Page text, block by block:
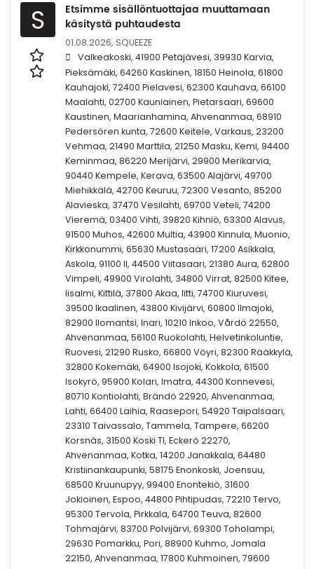
S
Etsimme sisällöntuottajaa muuttamaan
käsitystä puhtaudesta
01.08.2026, SQUEEZE
Valkeakoski, 41900 Petäjävesi, 39930 Karvia,
Pieksämäki, 64260 Kaskinen, 18150 Heinola, 61800
Kauhajoki, 72400 Pielavesi, 62300 Kauhava, 66100
Maalahti, 02700 Kauniainen, Pietarsaari, 69600
Kaustinen, Maarianhamina, Ahvenanmaa, 68910
Pedersören kunta, 72600 Keitele, Varkaus, 23200
Vehmaa, 21490 Marttila, 21250 Masku, Kemi, 94400
Keminmaa, 86220 Merijärvi, 29900 Merikarvia,
90440 Kempele, Kerava, 63500 Alajärvi, 49700
Miehikkälä, 42700 Keuruu, 72300 Vesanto, 85200
Alavieska, 37470 Vesilahti, 69700 Veteli, 74200
Vieremä, 03400 Vihti, 39820 Kihniö, 63300 Alavus,
91500 Muhos, 42600 Multia, 43900 Kinnula, Muonio,
Kirkkonummi, 65630 Mustasaari, 17200 Asikkala,
Askola, 91100 II, 44500 Viitasaari, 21380 Aura, 62800
Vimpeli, 49900 Virolahti, 34800 Virrat, 82500 Kitee,
Iisalmi, Kittilä, 37800 Akaa, Iitti, 74700 Kiuruvesi,
39500 Ikaalinen, 43800 Kivijärvi, 60800 Ilmajoki,
82900 Ilomantsi, Inari, 10210 Inkoo, Vårdö 22550,
Ahvenanmaa, 56100 Ruokolahti, Helvetinkoluntie,
Ruovesi, 21290 Rusko, 66800 Vöyri, 82300 Rääkkylä,
32800 Kokemäki, 64900 Isojoki, Kokkola, 61500
Isokyrö, 95900 Kolari, Imatra, 44300 Konnevesi,
80710 Kontiolahti, Brändö 22920, Ahvenanmaa,
Lahti, 66400 Laihia, Raasepori, 54920 Taipalsaari,
23310 Taivassalo, Tammela, Tampere, 66200
Korsnäs, 31500 Koski Tl, Eckerö 22270,
Ahvenanmaa, Kotka, 14200 Janakkala, 64480
Kristiinankaupunki, 58175 Enonkoski, Joensuu,
68500 Kruunupyy, 99400 Enontekiö, 31600
Jokioinen, Espoo, 44800 Pihtipudas, 72210 Tervo,
95300 Tervola, Pirkkala, 64700 Teuva, 82600
Tohmajärvi, 83700 Polvijärvi, 69300 Toholampi,
29630 Pomarkku, Pori, 88900 Kuhmo, Jomala
22150, Ahvenanmaa, 17800 Kuhmoinen, 79600